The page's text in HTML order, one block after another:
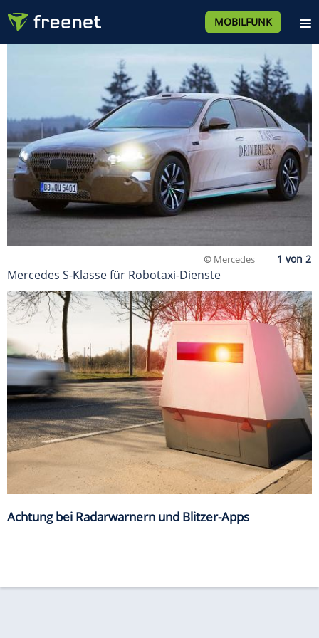
MOBILFUNK
© Mercedes
Mercedes S-Klasse für Robotaxi-Dienste
Achtung bei Radarwarnern und Blitzer-Apps